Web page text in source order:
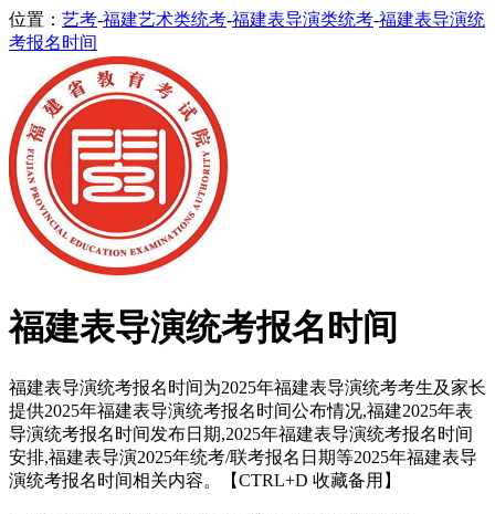
位置： 艺考-福建艺术类统考-福建表导演类统考-福建表导演统
考报名时间
福建表导演统考报名时间
福建表导演统考报名时间为2025年福建表导演统考考生及家长
提供2025年福建表导演统考报名时间公布情况,福建2025年表
导演统考报名时间发布日期,2025年福建表导演统考报名时间
安排,福建表导演2025年统考/联考报名日期等2025年福建表导
演统考报名时间相关内容。【CTRL+D 收藏备用】